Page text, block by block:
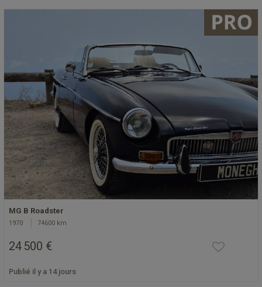
MG B Roadster
1970 74600 km
24 500 €
Publié il y a 14 jours